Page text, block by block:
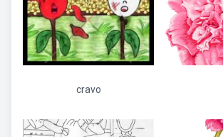
cravo